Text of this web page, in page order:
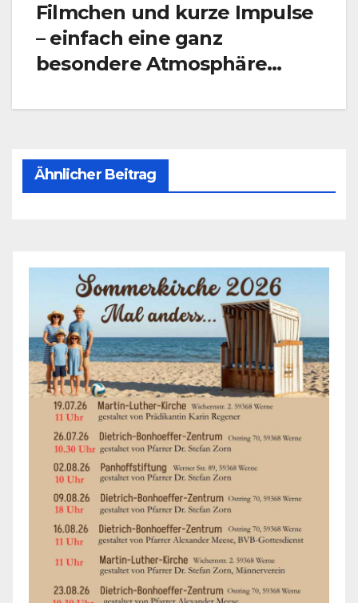
Filmchen und kurze Impulse
– einfach eine ganz
besondere Atmosphäre…
Ähnlicher Beitrag